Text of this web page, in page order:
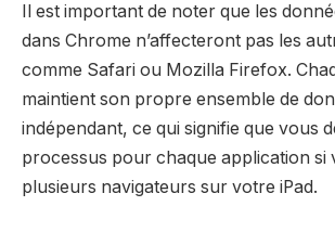
Il est important de noter que les
dans Chrome n’affecteront pas les
comme Safari ou Mozilla Firefox.
maintient son propre ensemble de
indépendant, ce qui signifie que vous
processus pour chaque application si
plusieurs navigateurs sur votre iPad.